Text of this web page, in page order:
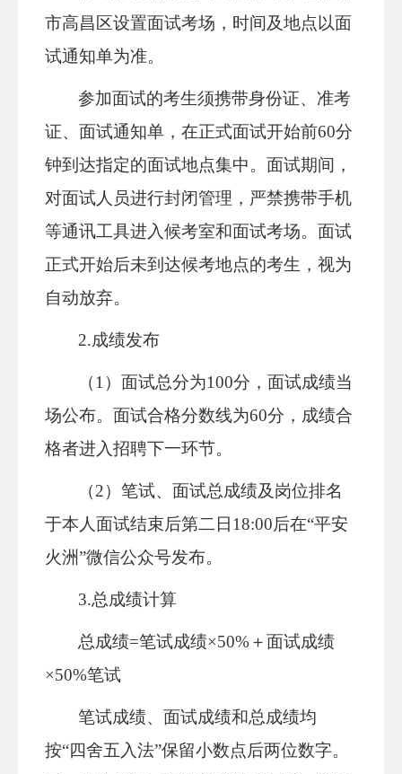
市高昌区设置面试考场，时间及地点以面
试通知单为准。
参加面试的考生须携带身份证、准考
证、面试通知单，在正式面试开始前60分
钟到达指定的面试地点集中。面试期间，
对面试人员进行封闭管理，严禁携带手机
等通讯工具进入候考室和面试考场。面试
正式开始后未到达候考地点的考生，视为
自动放弃。
2.成绩发布
（1）面试总分为100分，面试成绩当
场公布。面试合格分数线为60分，成绩合
格者进入招聘下一环节。
（2）笔试、面试总成绩及岗位排名
于本人面试结束后第二日18:00后在“平安
火洲”微信公众号发布。
3.总成绩计算
总成绩=笔试成绩×50%＋面试成绩
×50%笔试
笔试成绩、面试成绩和总成绩均
按“四舍五入法”保留小数点后两位数字。